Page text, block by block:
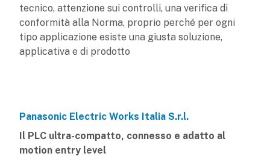
tecnico, attenzione sui controlli, una verifica di
conformità alla Norma, proprio perché per ogni
tipo applicazione esiste una giusta soluzione,
applicativa e di prodotto
Panasonic Electric Works Italia S.r.l.
Il PLC ultra-compatto, connesso e adatto al
motion entry level